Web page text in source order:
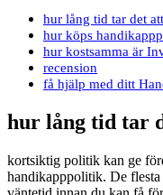
hur lång tid tar det
hur köps
hur kostsamma är
recension
få hjälp med ditt
hur lång tid tar
kortsiktig politik kan ge
handikapppolitik. De